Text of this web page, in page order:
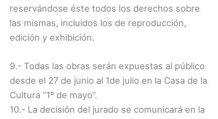
reservándose éste todos los derechos sobre
las mismas, incluidos los de reproducción,
edición y exhibición.
9.- Todas las obras serán expuestas al público
desde el 27 de junio al 1de julio en la Casa de la
Cultura “1º de mayo”.
10.- La decisión del jurado se comunicará en la